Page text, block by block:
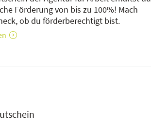
Förderung von bis zu 100%! Mach
ob du förderberechtigt bist.